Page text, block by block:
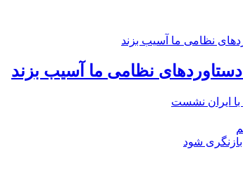
نظامی ما آسیب بزند